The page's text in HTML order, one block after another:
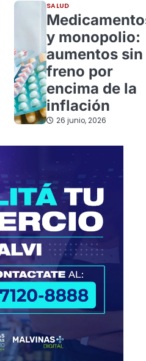
SALUD
y monopolio:
aumentos sin
freno por
encima de la
inflación
26 junio, 2026